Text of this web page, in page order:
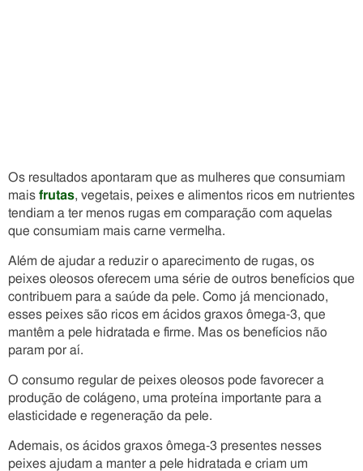
Os resultados apontaram que as mulheres que consumiam
mais frutas, vegetais, peixes e alimentos ricos em nutrientes
tendiam a ter menos rugas em comparação com aquelas
que consumiam mais carne vermelha.
Além de ajudar a reduzir o aparecimento de rugas, os
peixes oleosos oferecem uma série de outros benefícios que
contribuem para a saúde da pele. Como já mencionado,
esses peixes são ricos em ácidos graxos ômega-3, que
mantêm a pele hidratada e firme. Mas os benefícios não
param por aí.
O consumo regular de peixes oleosos pode favorecer a
produção de colágeno, uma proteína importante para a
elasticidade e regeneração da pele.
Ademais, os ácidos graxos ômega-3 presentes nesses
peixes ajudam a manter a pele hidratada e criam um